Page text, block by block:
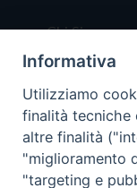
Chi Siamo
Redazione
Scrivici
Informativa
Utilizziamo
finalità tecniche
altre finalità
"miglioramento
"targeting e